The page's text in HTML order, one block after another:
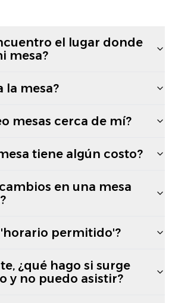
el lugar donde
mesa?
la mesa?
mesas cerca de mí?
tiene algún costo?
en una mesa
permitido'?
¿qué hago si surge
y no puedo asistir?